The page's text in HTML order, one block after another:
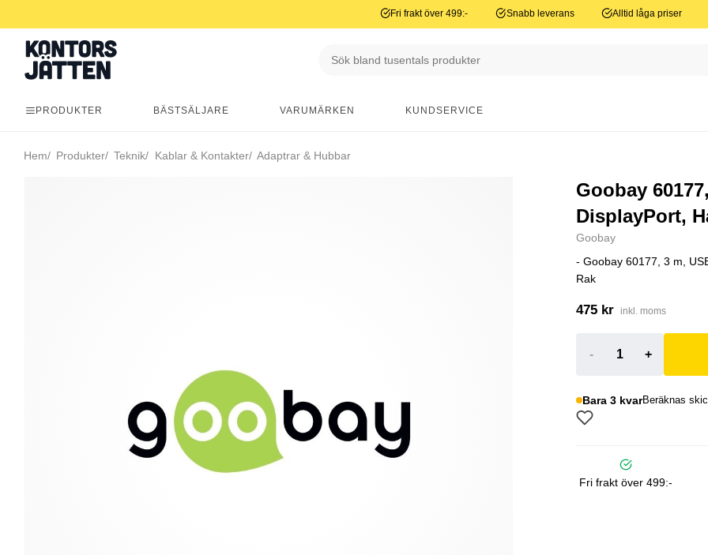
Fri frakt över 499:- Snabb leverans Alltid låga priser
PRODUKTER BÄSTSÄLJARE VARUMÄRKEN KUNDSERVICE
Hem Produkter Teknik Kablar & Kontakter Adaptrar & Hubbar
Goobay
DisplayPort,
Goobay
- Goobay 60177, 3 m,
Rak
475 kr inkl. moms
- +
Bara 3 kvarBeräknas
Fri frakt över 499:-